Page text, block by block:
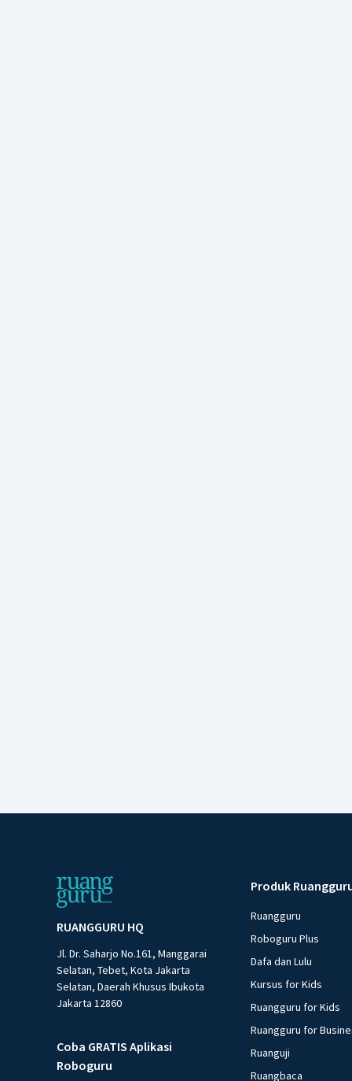
RUANGGURU HQ
Jl. Dr. Saharjo No.161, Manggarai
Selatan, Tebet, Kota Jakarta
Selatan, Daerah Khusus Ibukota
Jakarta 12860
Coba GRATIS Aplikasi
Roboguru
Produk
Ruangguru
Roboguru Plus
Dafa dan Lulu
Kursus for Kids
Ruangguru for Kids
Ruangguru for
Ruanguji
Ruangbaca